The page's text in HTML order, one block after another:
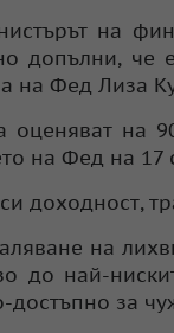
на
допълни, че
на Фед Лиза
оценяват на
на Фед на 17
доходност,
на
до най-
достъпно за